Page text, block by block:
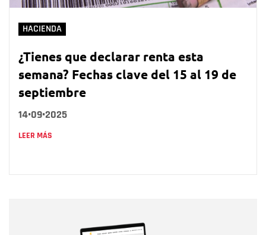
HACIENDA
¿Tienes que declarar renta esta
semana? Fechas clave del 15 al 19 de
septiembre
14•09•2025
LEER MÁS